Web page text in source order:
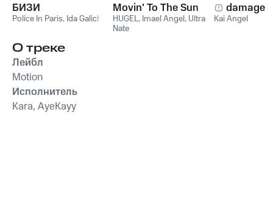
БИЗИ
Police In Paris, Ida Galich
Movin' To The Sun
HUGEL, Imael Angel, Ultra
Nate
damage
Kai Angel
О треке
Лейбл
Motion
Исполнитель
Kara, AyeKayy